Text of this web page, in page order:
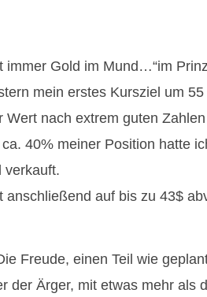
immer Gold im Mund…“im
mein erstes Kursziel um
Wert nach extrem guten
40% meiner Position hatte
verkauft.
anschließend auf bis zu 43$
Freude, einen Teil wie
der Ärger, mit etwas mehr als